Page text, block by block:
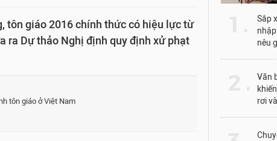
tôn giáo 2016 chính thức có hiệu lực từ
ra Dự thảo Nghị định quy định xử phạt
tôn giáo ở Việt Nam
Sắp
nêu
Văn
rơi